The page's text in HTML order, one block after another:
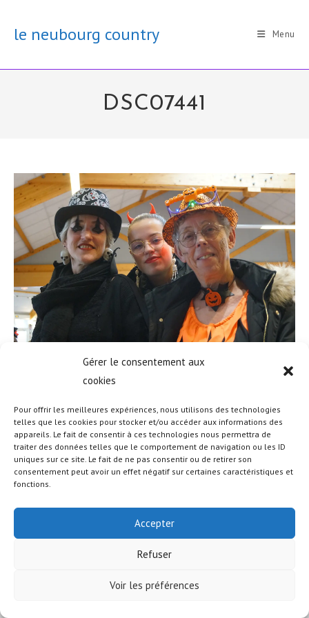
Gérer le consentement aux
cookies
Pour offrir les meilleures expériences, nous utilisons des technologies
telles que les cookies pour stocker et/ou accéder aux informations des
appareils. Le fait de consentir à ces technologies nous permettra de
traiter des données telles que le comportement de navigation ou les ID
uniques sur ce site. Le fait de ne pas consentir ou de retirer son
consentement peut avoir un effet négatif sur certaines caractéristiques et
fonctions.
Accepter
Refuser
Voir les préférences
contentle neubourg country Menu
DSC07441
© COPYRIGHT - OCEANWP THEME BY NICK